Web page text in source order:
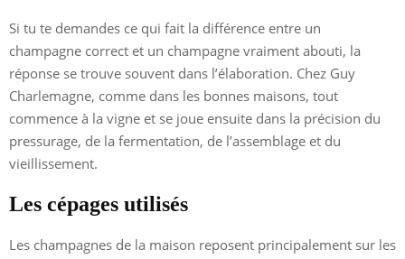
Si tu te demandes ce qui fait la différence entre un
champagne correct et un champagne vraiment abouti, la
réponse se trouve souvent dans l’élaboration. Chez Guy
Charlemagne, comme dans les bonnes maisons, tout
commence à la vigne et se joue ensuite dans la précision du
pressurage, de la fermentation, de l’assemblage et du
vieillissement.
Les cépages utilisés
Les champagnes de la maison reposent principalement sur les